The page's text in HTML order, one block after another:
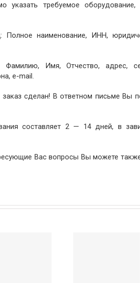
указать требуемое
: Полное наименование, ИНН,
Фамилию, Имя, Отчество, адрес,
e-mail.
сделан! В ответном письме Вы
составляет 2 — 14 дней, в
Вас вопросы Вы можете